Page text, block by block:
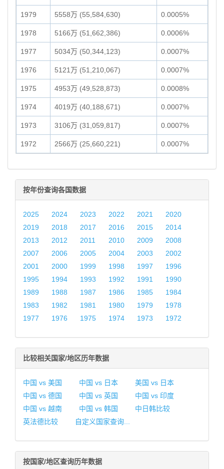
1979 5558万 (55,584,630) 0.0005%
1978 5166万 (51,662,386) 0.0006%
1977 5034万 (50,344,123) 0.0007%
1976 5121万 (51,210,067) 0.0007%
1975 4953万 (49,528,873) 0.0008%
1974 4019万 (40,188,671) 0.0007%
1973 3106万 (31,059,817) 0.0007%
1972 2566万 (25,660,221) 0.0007%
按年份查询各国数据
2025 2024 2023 2022 2021
2020
2019
2018 2017 2016 2015
2014
2013
2012 2011 2010 2009
2008
2007
2006 2005 2004 2003
2002
2001
2000 1999 1998 1997
1996
1995
1994 1993 1992 1991
1990
1989
1988 1987 1986 1985
1984
1983
1982 1981 1980 1979
1978
1977
1976 1975 1974 1973 1972
比较相关国家/地区历年数据
中国 vs 美国 中国 vs 日本
美国 vs 日本
中国 vs 德国
中国 vs 英国
中国 vs 印度
中国 vs 越南
中国 vs 韩国
中日韩比较
英法德比较
自定义国家查询...
按国家/地区查询历年数据